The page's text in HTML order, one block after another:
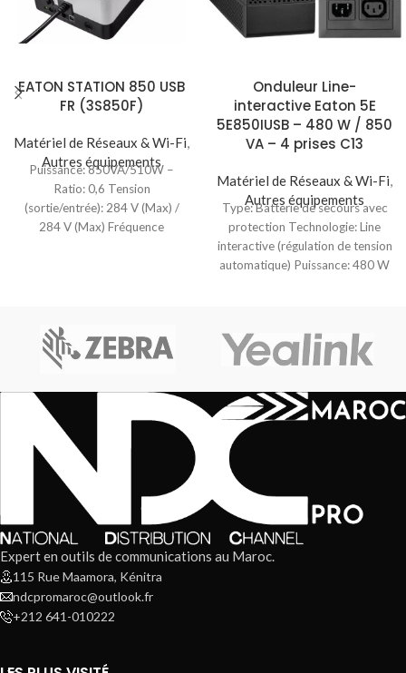
EATON STATION 850 USB
FR (3S850F)
Matériel de Réseaux & Wi-Fi,
Autres équipements
Puissance: 850VA/510W –
Ratio: 0,6 Tension
(sortie/entrée): 284 V (Max) /
284 V (Max) Fréquence
Onduleur Line-
interactive Eaton 5E
5E850IUSB – 480 W / 850
VA – 4 prises C13
Matériel de Réseaux & Wi-Fi,
Autres équipements
Type: Batterie de secours avec
protection Technologie: Line
interactive (régulation de tension
automatique) Puissance: 480 W
Expert en outils de communications au Maroc.
115 Rue Maamora, Kénitra
ndcpromaroc@outlook.fr
+212 641-010222